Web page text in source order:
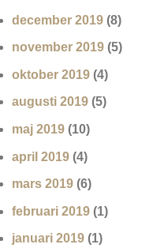
december 2019 (8)
november 2019 (5)
oktober 2019 (4)
augusti 2019 (5)
maj 2019 (10)
april 2019 (4)
mars 2019 (6)
februari 2019 (1)
januari 2019 (1)